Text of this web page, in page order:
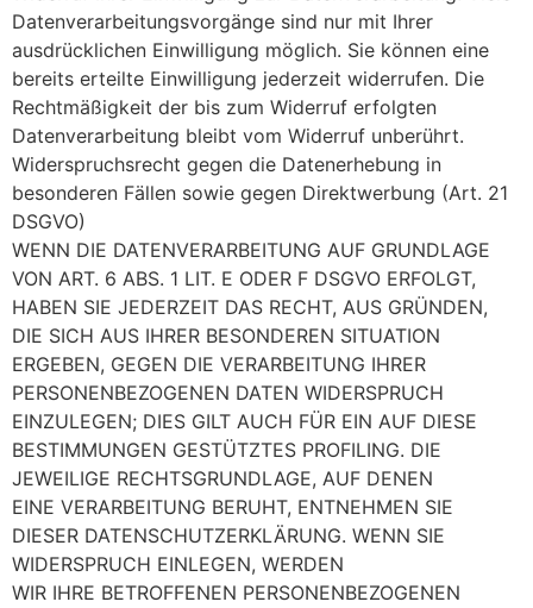
Datenverarbeitungsvorgänge sind nur mit Ihrer
ausdrücklichen Einwilligung möglich. Sie können eine
bereits erteilte Einwilligung jederzeit widerrufen. Die
Rechtmäßigkeit der bis zum Widerruf erfolgten
Datenverarbeitung bleibt vom Widerruf unberührt.
Widerspruchsrecht gegen die Datenerhebung in
besonderen Fällen sowie gegen Direktwerbung (Art. 21
DSGVO)
WENN DIE DATENVERARBEITUNG AUF GRUNDLAGE
VON ART. 6 ABS. 1 LIT. E ODER F DSGVO ERFOLGT,
HABEN SIE JEDERZEIT DAS RECHT, AUS GRÜNDEN,
DIE SICH AUS IHRER BESONDEREN SITUATION
ERGEBEN, GEGEN DIE VERARBEITUNG IHRER
PERSONENBEZOGENEN DATEN WIDERSPRUCH
EINZULEGEN; DIES GILT AUCH FÜR EIN AUF DIESE
BESTIMMUNGEN GESTÜTZTES PROFILING. DIE
JEWEILIGE RECHTSGRUNDLAGE, AUF DENEN
EINE VERARBEITUNG BERUHT, ENTNEHMEN SIE
DIESER DATENSCHUTZERKLÄRUNG. WENN SIE
WIDERSPRUCH EINLEGEN, WERDEN
WIR IHRE BETROFFENEN PERSONENBEZOGENEN